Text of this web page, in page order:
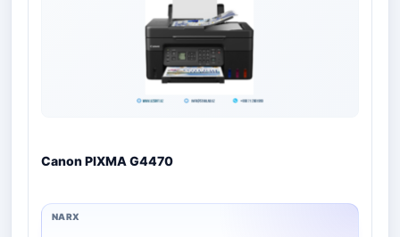
Canon PIXMA G4470